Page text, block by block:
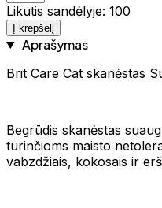
Likutis sandėlyje: 100
Į krepšelį
Aprašymas
Brit Care Cat skanėstas
Begrūdis skanėstas
turinčioms maisto
vabzdžiais, kokosais ir